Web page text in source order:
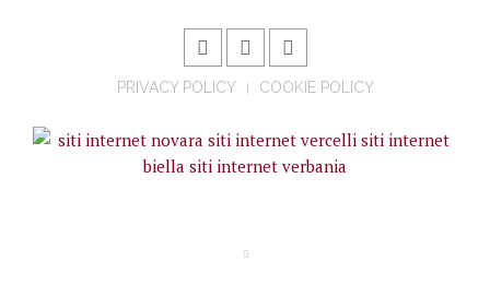
PRIVACY POLICY COOKIE POLICY